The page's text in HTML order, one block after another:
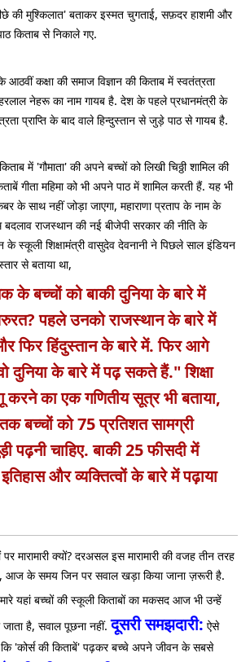
की मुश्किलात' बताकर इस्मत चुगताई, सफ़दर हाशमी और
किताब से निकाले गए.
कक्षा की समाज विज्ञान की किताब में स्वतंत्रता
नेहरू का नाम गायब है. देश के पहले प्रधानमंत्री के
प्राप्ति के बाद वाले हिन्दुस्तान से जुड़े पाठ से गायब है.
में 'गौमाता' की अपने बच्चों को लिखी चिठ्ठी शामिल की
गीता महिमा को भी अपने पाठ में शामिल करती हैं. यह भी
के साथ नहीं जोड़ा जाएगा, महाराणा प्रताप के नाम के
बदलाव राजस्थान की नई बीजेपी सरकार की नीति के
स्कूली शिक्षामंत्री वासुदेव देवनानी ने पिछले साल इंडियन
से बताया था,
के बच्चों को बाकी दुनिया के बारे में
पहले उनको राजस्थान के बारे में
फिर हिंदुस्तान के बारे में. फिर आगे
दुनिया के बारे में पढ़ सकते हैं." शिक्षा
करने का एक गणितीय सूत्र भी बताया,
बच्चों को 75 प्रतिशत सामग्री
पढ़नी चाहिए. बाकी 25 फीसदी में
और व्यक्तित्वों के बारे में पढ़ाया
मारामारी क्यों? दरअसल इस मारामारी की वजह तीन तरह
आज के समय जिन पर सवाल खड़ा किया जाना ज़रूरी है.
यहां बच्चों की स्कूली किताबों का मकसद आज भी उन्हें
जाता है, सवाल पूछना नहीं.दूसरी समझदारी: ऐसे
'कोर्स की किताबें' पढ़कर बच्चे अपने जीवन के सबसे